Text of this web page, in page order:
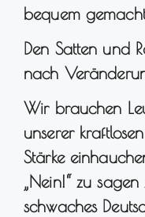
bequem
Den Satten und
nach
Wir brauchen
unserer
Stärke
„Nein!“ zu
schwaches